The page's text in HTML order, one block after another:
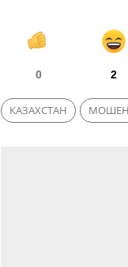
0 2
КАЗАХСТАН